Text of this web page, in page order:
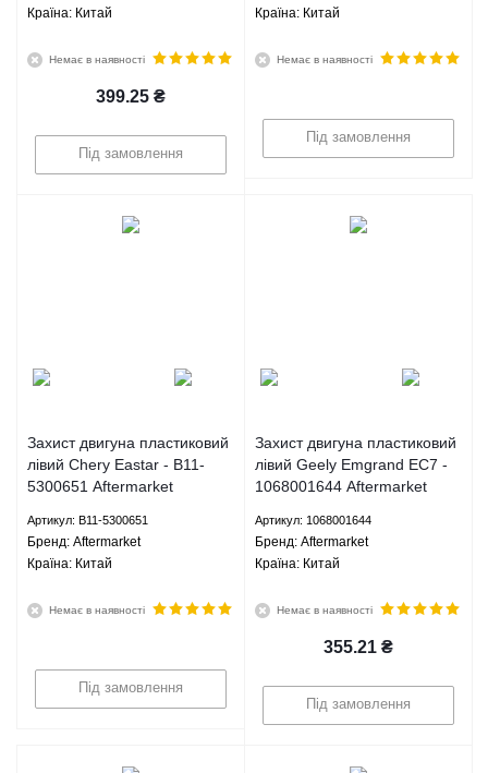
Країна: Китай
Немає в наявності
399.25 ₴
Під замовлення
Країна: Китай
Немає в наявності
Під замовлення
Захист двигуна пластиковий
лівий Chery Eastar - B11-
5300651 Aftermarket
Артикул: B11-5300651
Брeнд: Aftermarket
Країна: Китай
Немає в наявності
Під замовлення
Захист двигуна пластиковий
лівий Geely Emgrand EC7 -
1068001644 Aftermarket
Артикул: 1068001644
Брeнд: Aftermarket
Країна: Китай
Немає в наявності
355.21 ₴
Під замовлення